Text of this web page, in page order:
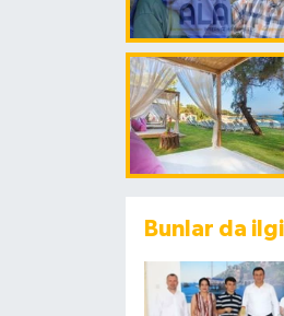
Bunlar da